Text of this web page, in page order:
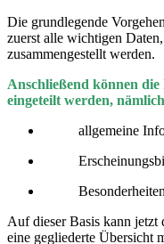
Die grundlegende
zuerst alle wichtigen
zusammengestellt werden.
Anschließend können
eingeteilt werden,
allgemeine
Besonderheiten
Auf dieser Basis kann jetzt
eine gegliederte Übersicht